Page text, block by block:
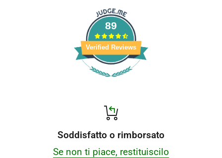
89
Verified Reviews
Soddisfatto o rimborsato
Se non ti piace, restituiscilo